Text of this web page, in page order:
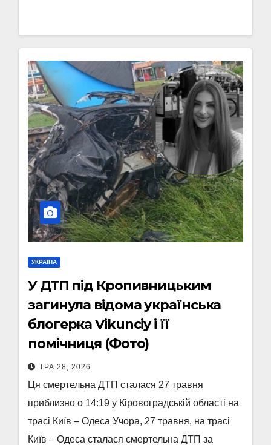
УКРАЇНА
У ДТП під Кропивницьким
загинула відома українська
блогерка Vikunciy і її
помічниця (Фото)
ТРА 28, 2026
Ця смертельна ДТП сталася 27 травня
приблизно о 14:19 у Кіровоградській області на
трасі Київ – Одеса Учора, 27 травня, на трасі
Київ – Одеса сталася смертельна ДТП за